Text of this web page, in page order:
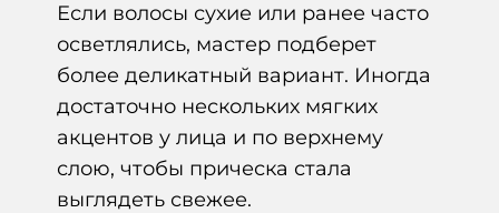
Если волосы сухие или ранее часто
осветлялись, мастер подберет
более деликатный вариант. Иногда
достаточно нескольких мягких
акцентов у лица и по верхнему
слою, чтобы прическа стала
выглядеть свежее.